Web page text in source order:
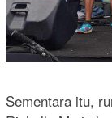
Sementara itu,